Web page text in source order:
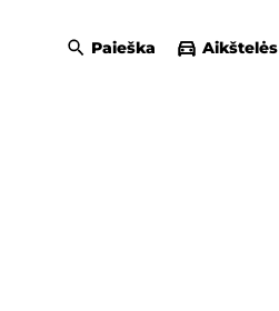
Paieška Aikštelės